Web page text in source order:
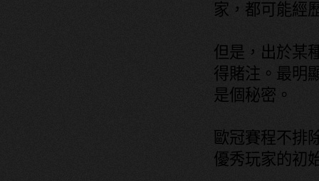
家，都可能經
但是，出於某
得賭注。最明
是個秘密。
歐冠賽程不排
優秀玩家的初